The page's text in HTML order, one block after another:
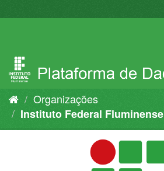
para
Organizações
Instituto Federal Fluminense